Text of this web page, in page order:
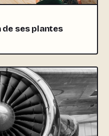
ses plantes